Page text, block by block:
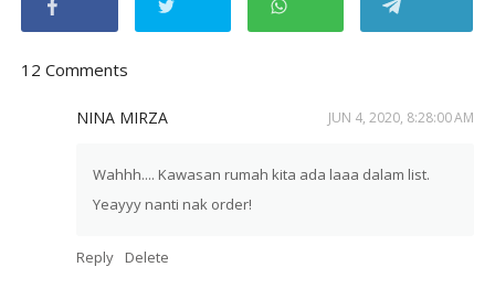
12 Comments
NINA MIRZA JUN 4, 2020, 8:28:00 AM
Wahhh.... Kawasan rumah kita ada laaa dalam list.
Yeayyy nanti nak order!
Reply Delete